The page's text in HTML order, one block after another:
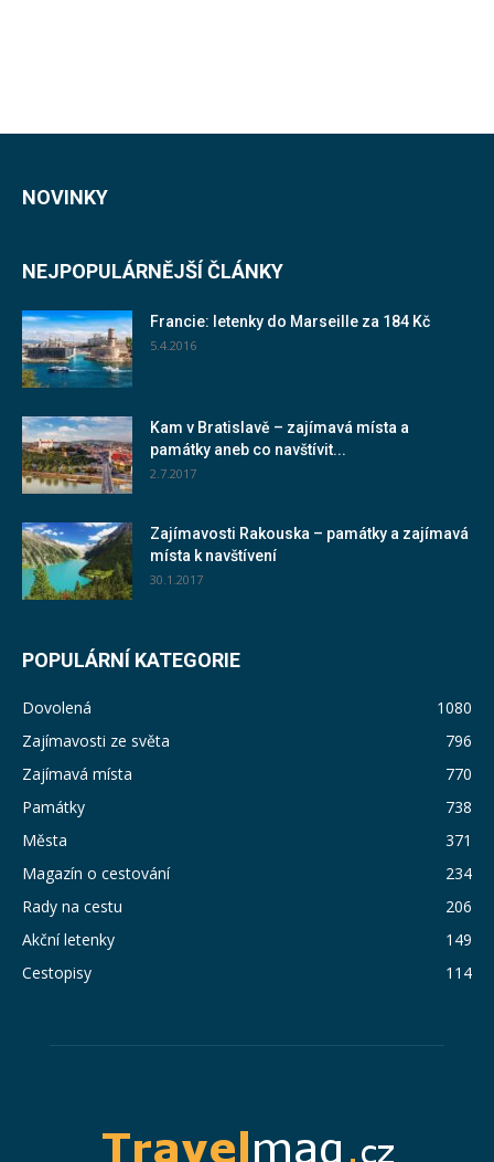
NOVINKY
NEJPOPULÁRNĚJŠÍ ČLÁNKY
Francie: letenky do Marseille za 184 Kč
5.4.2016
Kam v Bratislavě – zajímavá místa a
památky aneb co navštívit...
2.7.2017
Zajímavosti Rakouska – památky a zajímavá
místa k navštívení
30.1.2017
POPULÁRNÍ KATEGORIE
Dovolená
1080
Zajímavosti ze světa
796
Zajímavá místa
770
Památky
738
Města
371
Magazín o cestování
234
Rady na cestu
206
Akční letenky
149
Cestopisy
114